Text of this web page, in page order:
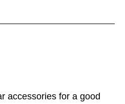
accessories for a good